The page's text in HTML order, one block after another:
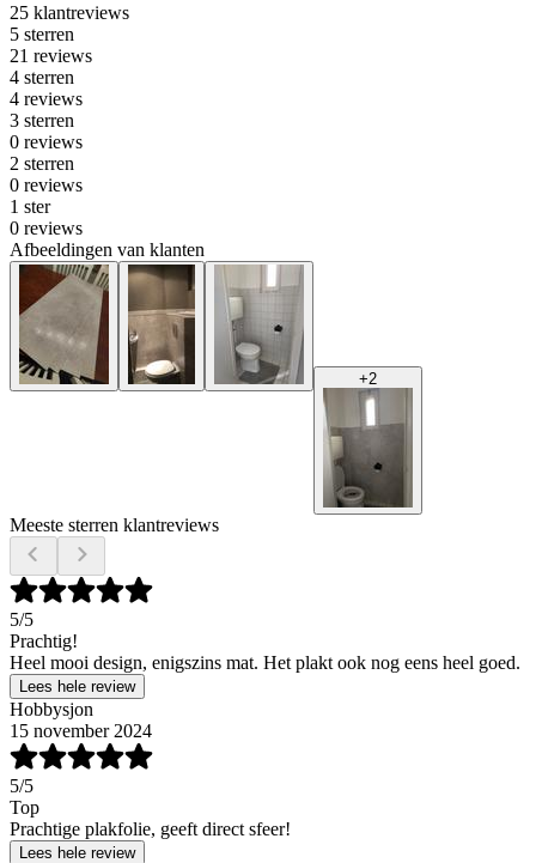
25 klantreviews
5 sterren
21 reviews
4 sterren
4 reviews
3 sterren
0 reviews
2 sterren
0 reviews
1 ster
0 reviews
Afbeeldingen van klanten
+2
Meeste sterren klantreviews
5/5
Prachtig!
Heel mooi design, enigszins mat. Het plakt ook nog eens heel goed.
Lees hele review
Hobbysjon
15 november 2024
5/5
Top
Prachtige plakfolie, geeft direct sfeer!
Lees hele review